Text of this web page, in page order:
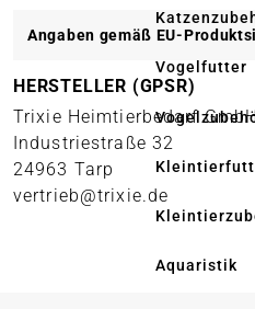
Vogelfutter
Aquaristik
Angaben gemäß EU-
HERSTELLER (GPSR)
Trixie Heimtierbedarf
Industriestraße 32
24963 Tarp
vertrieb@trixie.de